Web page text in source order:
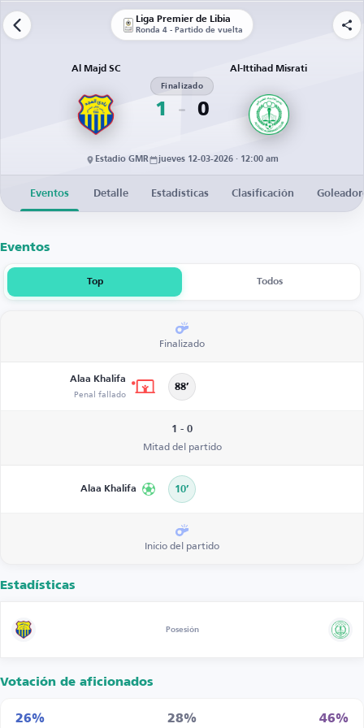
Liga Premier de Libia
Ronda 4 - Partido de vuelta
Al Majd SC
1
Finalizado
0
Al-Ittihad Misrati
Estadio GMR jueves 12-03-2026 · 12:00 am
Eventos Detalle Estadísticas Clasificación
Eventos
Top Todos
Finalizado
Alaa Khalifa
Penal fallado 88’
1 - 0
Mitad del partido
Alaa Khalifa 10’
Inicio del partido
Estadísticas
Posesión
Votación de aficionados
26% 28% 46%